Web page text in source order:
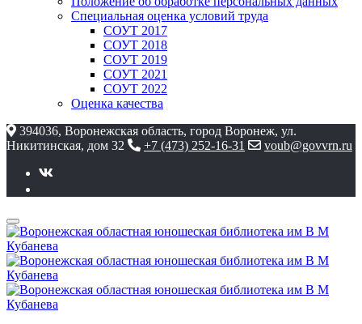
Специальная оценка условий труда
СОУТ 2017
СОУТ 2018
СОУТ 2019
СОУТ 2021
СОУТ 2022
Оценка качества
394036, Воронежская область, город Воронеж, ул.
Никитинская, дом 32
+7 (473) 252-16-31 voub@govvrn.ru